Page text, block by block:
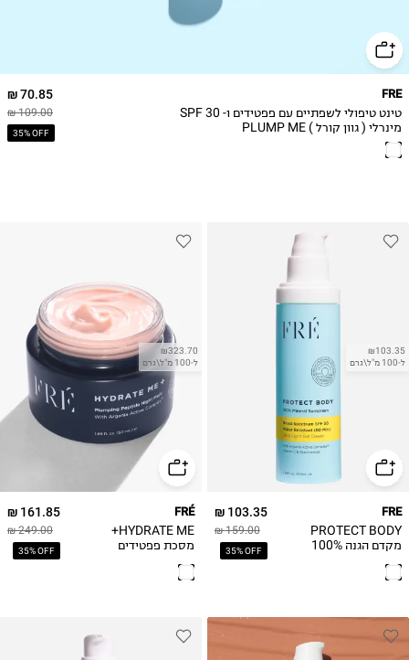
70.85 ₪
109.00 ₪
35% OFF
FRE
טינט טיפולי לשפתיים עם פפטידים ו- SPF 30
מינרלי ( גוון קורל ) PLUMP ME
₪103.35
ל-100 מ"ל\גרם
103.35 ₪
159.00 ₪
35% OFF
FRE
PROTECT BODY
מקדם הגנה 100%
₪323.70
ל-100 מ"ל\גרם
161.85 ₪
249.00 ₪
35% OFF
FRÉ
HYDRATE ME+
מסכת פפטידים